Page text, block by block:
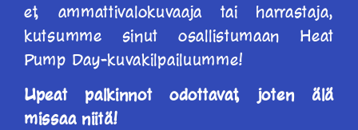
et, ammattivalokuvaaja tai harrastaja,
kutsumme sinut osallistumaan Heat
Pump Day-kuvakilpailuumme!
Upeat palkinnot odottavat, joten älä
missaa niitä!